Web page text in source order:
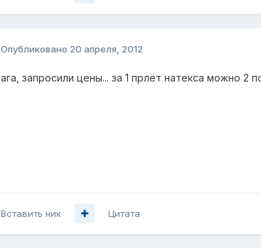
Опубликовано 20 апреля, 2012
ага, запросили цены... за 1 прлёт натекса можно 2
Вставить ник Цитата